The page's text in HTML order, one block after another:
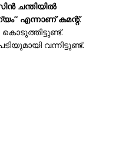
ചന്തിയിൽ
എന്നാണ് കമന്റ്.
വന്നിട്ടുണ്ട്.